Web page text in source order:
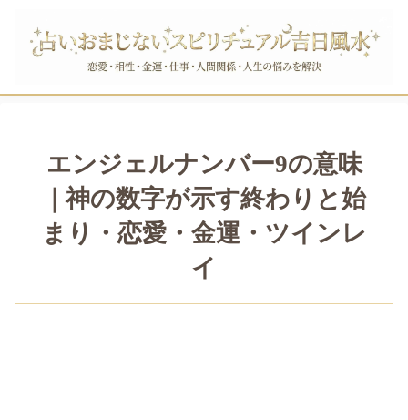
エンジェルナンバー9の意味
｜神の数字が示す終わりと始
まり・恋愛・金運・ツインレ
イ